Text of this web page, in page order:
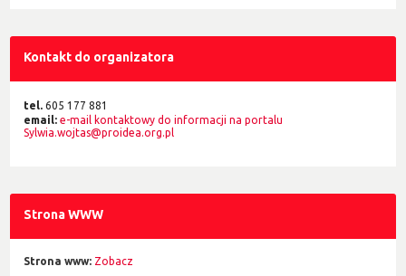
Kontakt do organizatora
tel. 605 177 881
email: e-mail kontaktowy do informacji na portalu
Sylwia.wojtas@proidea.org.pl
Strona WWW
Strona www: Zobacz